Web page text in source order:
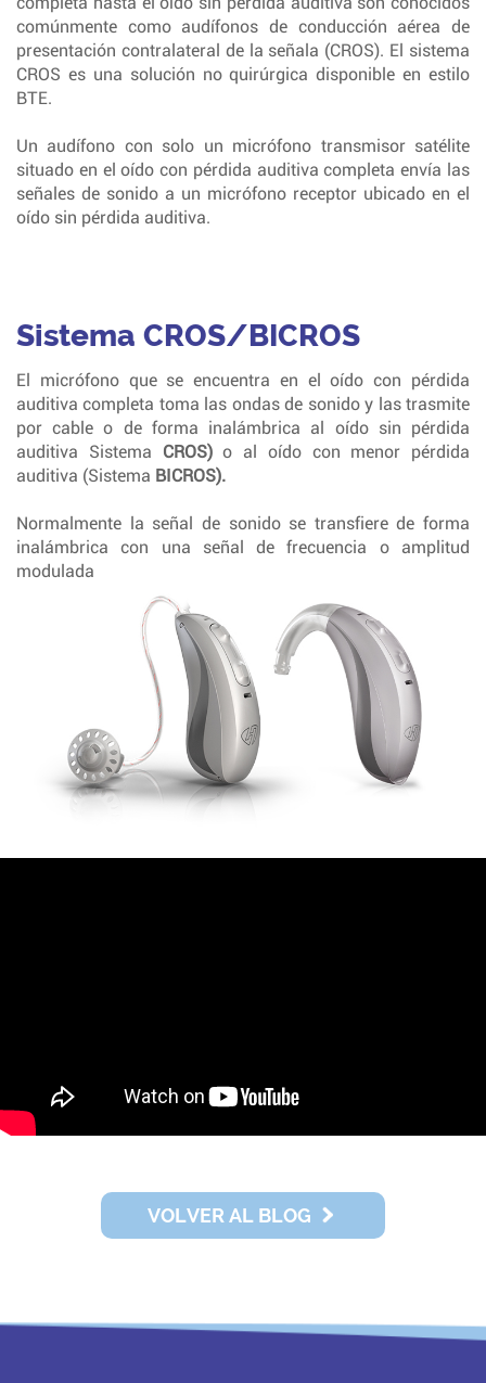
comúnmente como audífonos de conducción aérea de
presentación contralateral de la señala (CROS). El sistema
CROS es una solución no quirúrgica disponible en estilo
BTE.
Un audífono con solo un micrófono transmisor satélite
situado en el oído con pérdida auditiva completa envía las
señales de sonido a un micrófono receptor ubicado en el
oído sin pérdida auditiva.
Sistema CROS/BICROS
El micrófono que se encuentra en el oído con pérdida
auditiva completa toma las ondas de sonido y las trasmite
por cable o de forma inalámbrica al oído sin pérdida
auditiva Sistema CROS)o al oído con menor pérdida
auditiva (Sistema BICROS).
Normalmente la señal de sonido se transfiere de forma
inalámbrica con una señal de frecuencia o amplitud
modulada
VOLVER AL BLOG